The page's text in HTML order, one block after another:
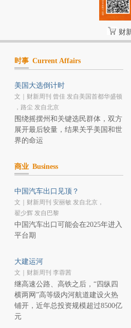
财
时事 Current Affairs
美国大选倒计时
文｜财新周刊 曾佳 发自美国首都华盛顿
，路尘 发自北京
围绕摇摆州和关键选民群体，双方
展开最后较量，结果关乎美国和世
界的命运
商业 Business
中国汽车出口见顶？
文｜财新周刊 安丽敏 发自北京，
翟少辉 发自巴黎
中国汽车出口可能会在2025年进入
平台期
大建运河
文｜财新周刊 李蓉茜
继高速公路、高铁之后，“四纵四
横两网”高等级内河航道建设火热
铺开，近年总投资规模超过8500亿
元